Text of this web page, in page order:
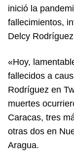
inició la
fallecimientos,
Delcy
«Hoy,
fallecidos a
Rodríguez en
muertes
Caracas, tres
otras dos en
Aragua.